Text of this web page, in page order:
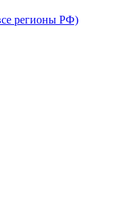
регионы РФ)